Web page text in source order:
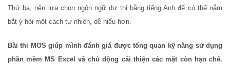
Thứ ba, nên lựa chọn ngôn ngữ dự thi bằng tiếng Anh để có thể nắm
bắt ý hỏi một cách tự nhiên, dễ hiểu hơn.
Bài thi MOS giúp mình đánh giá được tổng quan kỹ năng sử dụng
phần mềm MS Excel và chủ động cải thiện các mặt còn hạn chế.